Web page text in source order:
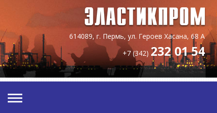
614089, г. Пермь, ул. Героев Хасана, 68 А
+7 (342) 232 01 54